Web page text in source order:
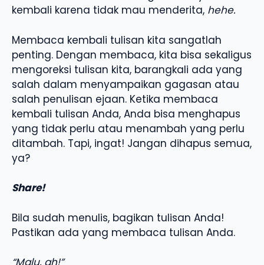
kembali karena tidak mau menderita, hehe.
Membaca kembali tulisan kita sangatlah
penting. Dengan membaca, kita bisa sekaligus
mengoreksi tulisan kita, barangkali ada yang
salah dalam menyampaikan gagasan atau
salah penulisan ejaan. Ketika membaca
kembali tulisan Anda, Anda bisa menghapus
yang tidak perlu atau menambah yang perlu
ditambah. Tapi, ingat! Jangan dihapus semua,
ya?
Share!
Bila sudah menulis, bagikan tulisan Anda!
Pastikan ada yang membaca tulisan Anda.
“Malu, ah!”